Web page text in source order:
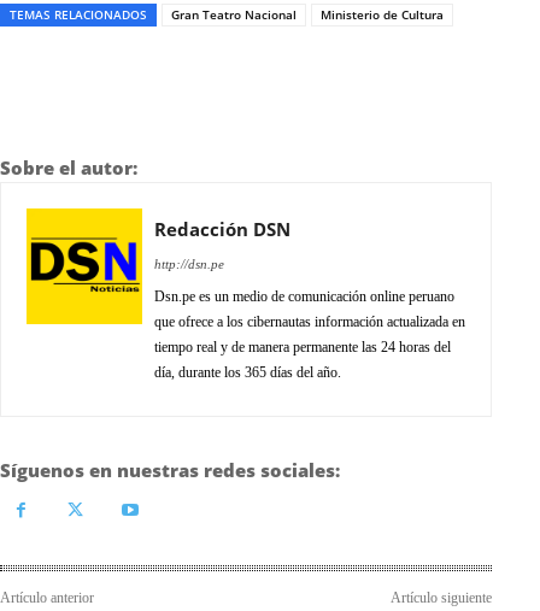
TEMAS RELACIONADOS Gran Teatro Nacional Ministerio de Cultura
Sobre el autor:
Redacción DSN
http://dsn.pe
Dsn.pe es un medio de comunicación online peruano
que ofrece a los cibernautas información actualizada en
tiempo real y de manera permanente las 24 horas del
día, durante los 365 días del año.
Síguenos en nuestras redes sociales:
Artículo anterior Artículo siguiente